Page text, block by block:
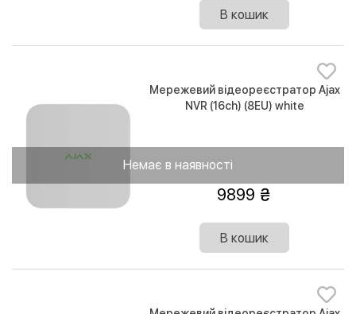
В кошик
Немає в наявності
Мережевий відеореєстратор Ajax
NVR (16ch) (8EU) white
9899
В кошик